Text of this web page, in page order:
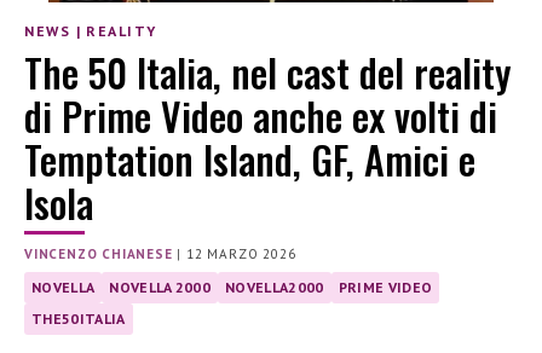
NEWS | REALITY
The 50 Italia, nel cast del reality
di Prime Video anche ex volti di
Temptation Island, GF, Amici e
Isola
VINCENZO CHIANESE | 12 MARZO 2026
NOVELLA NOVELLA 2000 NOVELLA2000
PRIME VIDEO
THE50ITALIA